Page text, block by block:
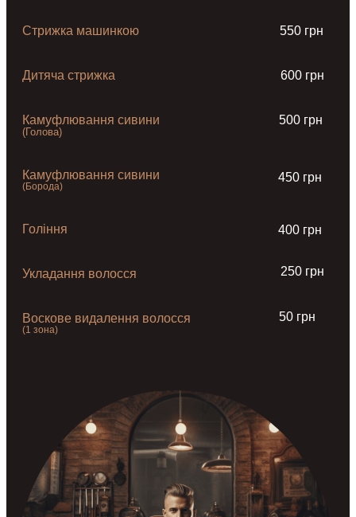
Стрижка машинкою 550 грн
Дитяча стрижка 600 грн
Камуфлювання сивини
(Голова)
500 грн
Камуфлювання сивини
(Борода)
450 грн
Гоління 400 грн
Укладання волосся 250 грн
Воскове видалення волосся
(1 зона)
50 грн